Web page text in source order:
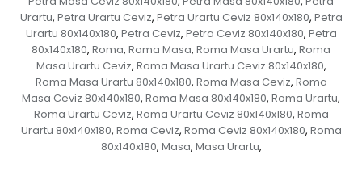
Urartu, Petra Urartu Ceviz, Petra Urartu Ceviz 80x140x180, Petra
Urartu 80x140x180, Petra Ceviz, Petra Ceviz 80x140x180, Petra
80x140x180, Roma, Roma Masa, Roma Masa Urartu, Roma
Masa Urartu Ceviz, Roma Masa Urartu Ceviz 80x140x180,
Roma Masa Urartu 80x140x180, Roma Masa Ceviz, Roma
Masa Ceviz 80x140x180, Roma Masa 80x140x180, Roma Urartu,
Roma Urartu Ceviz, Roma Urartu Ceviz 80x140x180, Roma
Urartu 80x140x180, Roma Ceviz, Roma Ceviz 80x140x180, Roma
80x140x180, Masa, Masa Urartu,